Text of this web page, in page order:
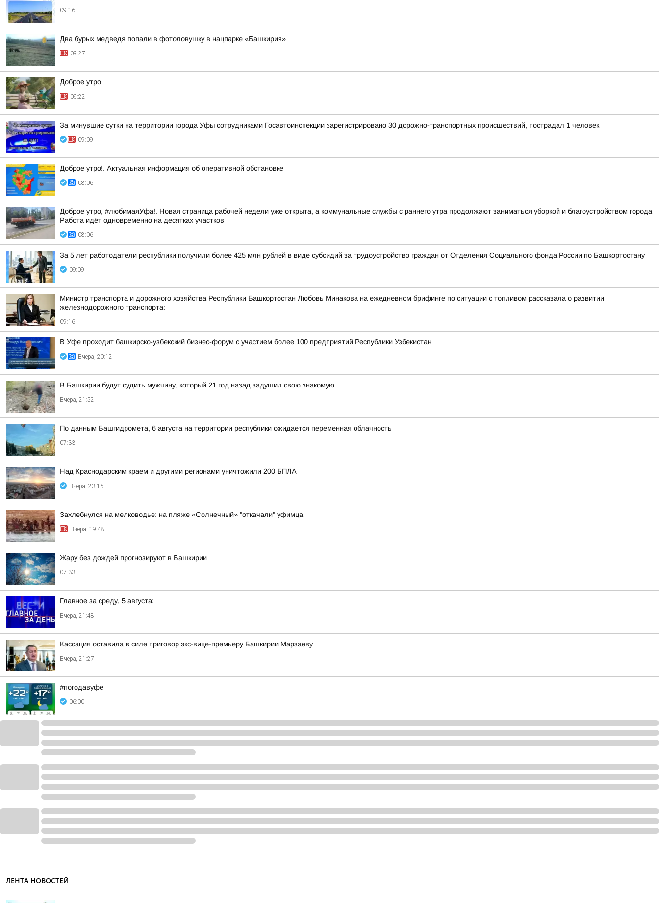
09:16
Два бурых медведя попали в фотоловушку в нацпарке «Башкирия»
09:27
Доброе утро
09:22
За минувшие сутки на территории города Уфы сотрудниками Госавтоинспекции зарегистрировано 30 дорожно-транспортных происшествий, пострадал 1 человек
09:09
Доброе утро!. Актуальная информация об оперативной обстановке
08:06
Доброе утро, #любимаяУфа!. Новая страница рабочей недели уже открыта, а коммунальные службы с раннего утра продолжают заниматься уборкой и благоустройством города
Работа идёт одновременно на десятках участков
08:06
За 5 лет работодатели республики получили более 425 млн рублей в виде субсидий за трудоустройство граждан от Отделения Социального фонда России по Башкортостану
09:09
Министр транспорта и дорожного хозяйства Республики Башкортостан Любовь Минакова на ежедневном брифинге по ситуации с топливом рассказала о развитии
железнодорожного транспорта:
09:16
В Уфе проходит башкирско-узбекский бизнес-форум с участием более 100 предприятий Республики Узбекистан
Вчера, 20:12
В Башкирии будут судить мужчину, который 21 год назад задушил свою знакомую
Вчера, 21:52
По данным Башгидромета, 6 августа на территории республики ожидается переменная облачность
07:33
Над Краснодарским краем и другими регионами уничтожили 200 БПЛА
Вчера, 23:16
Захлебнулся на мелководье: на пляже «Солнечный» "откачали" уфимца
Вчера, 19:48
Жару без дождей прогнозируют в Башкирии
07:33
Главное за среду, 5 августа:
Вчера, 21:48
Кассация оставила в силе приговор экс-вице-премьеру Башкирии Марзаеву
Вчера, 21:27
#погодавуфе
06:00
ЛЕНТА НОВОСТЕЙ